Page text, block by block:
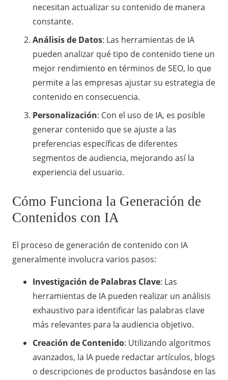
necesitan actualizar su contenido de manera
constante.
Análisis de Datos: Las herramientas de IA
pueden analizar qué tipo de contenido tiene un
mejor rendimiento en términos de SEO, lo que
permite a las empresas ajustar su estrategia de
contenido en consecuencia.
Personalización: Con el uso de IA, es posible
generar contenido que se ajuste a las
preferencias específicas de diferentes
segmentos de audiencia, mejorando así la
experiencia del usuario.
Cómo Funciona la Generación de
Contenidos con IA
El proceso de generación de contenido con IA
generalmente involucra varios pasos:
Investigación de Palabras Clave: Las
herramientas de IA pueden realizar un análisis
exhaustivo para identificar las palabras clave
más relevantes para la audiencia objetivo.
Creación de Contenido: Utilizando algoritmos
avanzados, la IA puede redactar artículos, blogs
o descripciones de productos basándose en las